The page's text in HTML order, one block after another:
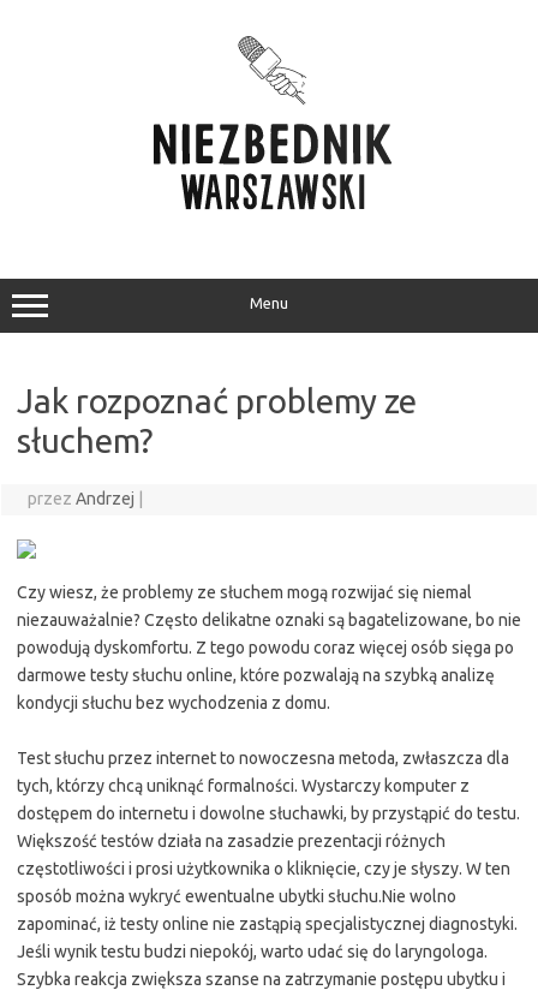
Menu
Jak rozpoznać problemy ze
słuchem?
przez Andrzej
Czy wiesz, że problemy ze słuchem mogą rozwijać się niemal
niezauważalnie? Często delikatne oznaki są bagatelizowane, bo nie
powodują dyskomfortu. Z tego powodu coraz więcej osób sięga po
darmowe testy słuchu online, które pozwalają na szybką analizę
kondycji słuchu bez wychodzenia z domu.
Test słuchu przez internet to nowoczesna metoda, zwłaszcza dla
tych, którzy chcą uniknąć formalności. Wystarczy komputer z
dostępem do internetu i dowolne słuchawki, by przystąpić do testu.
Większość testów działa na zasadzie prezentacji różnych
częstotliwości i prosi użytkownika o kliknięcie, czy je słyszy. W ten
sposób można wykryć ewentualne ubytki słuchu.Nie wolno
zapominać, iż testy online nie zastąpią specjalistycznej diagnostyki.
Jeśli wynik testu budzi niepokój, warto udać się do laryngologa.
Szybka reakcja zwiększa szanse na zatrzymanie postępu ubytku i